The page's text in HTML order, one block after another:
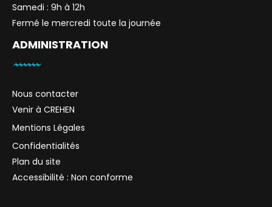
Samedi : 9h à 12h
Fermé le mercredi toute la journée
ADMINISTRATION
Nous contacter
Venir à CREHEN
Mentions Légales
Confidentialités
Plan du site
Accessibilité : Non conforme